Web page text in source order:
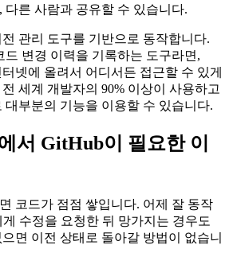
다른 사람과 공유할 수 있습니다.
관리 도구를 기반으로 동작합니다.
드 변경 이력을 기록하는 도구라면,
넷에 올려서 어디서든 접근할 수 있게
세계 개발자의 90% 이상이 사용하고
대부분의 기능을 이용할 수 있습니다.
서 GitHub이 필요한 이
코드가 점점 쌓입니다. 어제 잘 동작
수정을 요청한 뒤 망가지는 경우도
면 이전 상태로 돌아갈 방법이 없습니